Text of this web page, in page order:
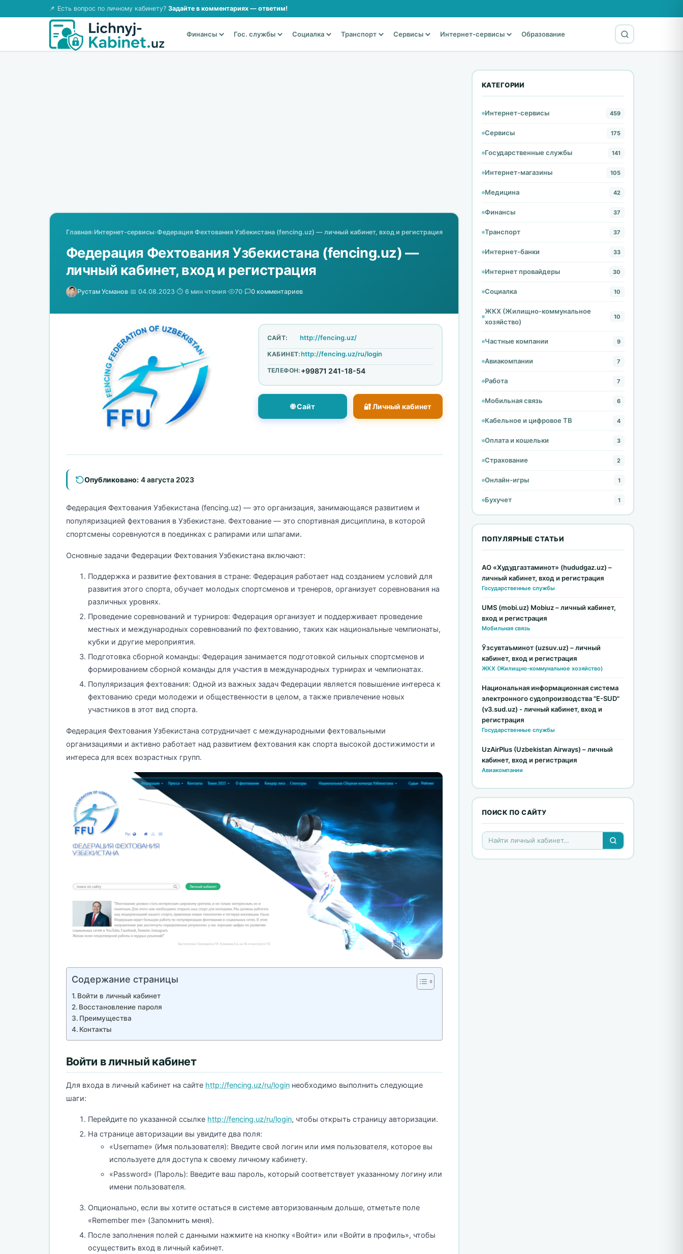
📌 Есть вопрос по личному кабинету? Задайте в комментариях — ответим!
Финансы Гос. службы Социалка Транспорт Сервисы Интернет-сервисы Образование
Главная›Интернет-сервисы›Федерация Фехтования Узбекистана (fencing.uz) — личный кабинет, вход и регистрация
Федерация Фехтования Узбекистана (fencing.uz) —
личный кабинет, вход и регистрация
Рустам Усманов·📅 04.08.2023·⏱️ 6 мин чтения· 70· 0 комментариев
САЙТ: http://fencing.uz/
КАБИНЕТ:http://fencing.uz/ru/login
ТЕЛЕФОН: +99871 241-18-54
🌐 Сайт 🔐 Личный кабинет
Опубликовано: 4 августа 2023
Федерация Фехтования Узбекистана (fencing.uz) — это организация, занимающаяся развитием и
популяризацией фехтования в Узбекистане. Фехтование — это спортивная дисциплина, в которой
спортсмены соревнуются в поединках с рапирами или шпагами.
Основные задачи Федерации Фехтования Узбекистана включают:
Поддержка и развитие фехтования в стране: Федерация работает над созданием условий для
развития этого спорта, обучает молодых спортсменов и тренеров, организует соревнования на
различных уровнях.
Проведение соревнований и турниров: Федерация организует и поддерживает проведение
местных и международных соревнований по фехтованию, таких как национальные чемпионаты,
кубки и другие мероприятия.
Подготовка сборной команды: Федерация занимается подготовкой сильных спортсменов и
формированием сборной команды для участия в международных турнирах и чемпионатах.
Популяризация фехтования: Одной из важных задач Федерации является повышение интереса к
фехтованию среди молодежи и общественности в целом, а также привлечение новых
участников в этот вид спорта.
Федерация Фехтования Узбекистана сотрудничает с международными фехтовальными
организациями и активно работает над развитием фехтования как спорта высокой достижимости и
интереса для всех возрастных групп.
Содержание страницы
Войти в личный кабинет
Восстановление пароля
Преимущества
Контакты
Войти в личный кабинет
Для входа в личный кабинет на сайте http://fencing.uz/ru/loginнеобходимо выполнить следующие
шаги:
Перейдите по указанной ссылке http://fencing.uz/ru/login, чтобы открыть страницу авторизации.
На странице авторизации вы увидите два поля:
«Username» (Имя пользователя): Введите свой логин или имя пользователя, которое вы
используете для доступа к своему личному кабинету.
«Password» (Пароль): Введите ваш пароль, который соответствует указанному логину или
имени пользователя.
Опционально, если вы хотите остаться в системе авторизованным дольше, отметьте поле
«Remember me» (Запомнить меня).
После заполнения полей с данными нажмите на кнопку «Войти» или «Войти в профиль», чтобы
осуществить вход в личный кабинет.
КАТЕГОРИИ
Интернет-сервисы 459
Сервисы 175
Государственные службы 141
Интернет-магазины 105
Медицина 42
Финансы 37
Транспорт 37
Интернет-банки 33
Интернет провайдеры 30
Социалка 10
ЖКХ (Жилищно-коммунальное
хозяйство)
10
Частные компании 9
Авиакомпании 7
Работа 7
Мобильная связь 6
Кабельное и цифровое ТВ 4
Оплата и кошельки 3
Страхование 2
Онлайн-игры 1
Бухучет 1
ПОПУЛЯРНЫЕ СТАТЬИ
АО «Худудгазтаминот» (hududgaz.uz) –
личный кабинет, вход и регистрация
Государственные службы
UMS (mobi.uz) Mobiuz – личный кабинет,
вход и регистрация
Мобильная связь
Ўзсувтаъминот (uzsuv.uz) – личный
кабинет, вход и регистрация
ЖКХ (Жилищно-коммунальное хозяйство)
Национальная информационная система
электронного судопроизводства "E-SUD"
(v3.sud.uz) - личный кабинет, вход и
регистрация
Государственные службы
UzAirPlus (Uzbekistan Airways) – личный
кабинет, вход и регистрация
Авиакомпании
ПОИСК ПО САЙТУ